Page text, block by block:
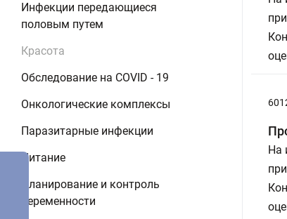
Инфекции передающиеся
половым путем
Красота
Обследование на COVID - 19
Онкологические комплексы
Паразитарные инфекции
Питание
Планирование и контроль
беременности
На